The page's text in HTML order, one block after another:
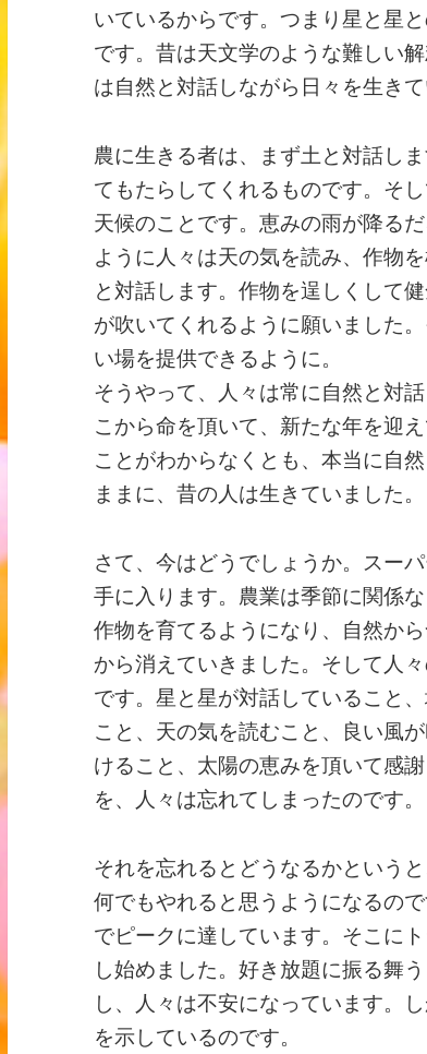
いているからです。つまり星と星
です。昔は天文学のような難しい
は自然と対話しながら日々を生きて
農に生きる者は、まず土と対話し
てもたらしてくれるものです。そ
天候のことです。恵みの雨が降る
ように人々は天の気を読み、作物
と対話します。作物を逞しくして
が吹いてくれるように願いました
い場を提供できるように。
そうやって、人々は常に自然と対
こから命を頂いて、新たな年を迎
ことがわからなくとも、本当に自
ままに、昔の人は生きていました。
さて、今はどうでしょうか。スー
手に入ります。農業は季節に関係
作物を育てるようになり、自然か
から消えていきました。そして人
です。星と星が対話していること
こと、天の気を読むこと、良い風
けること、太陽の恵みを頂いて感
を、人々は忘れてしまったのです。
それを忘れるとどうなるかという
何でもやれると思うようになるの
でピークに達しています。そこに
し始めました。好き放題に振る舞
し、人々は不安になっています。
を示しているのです。